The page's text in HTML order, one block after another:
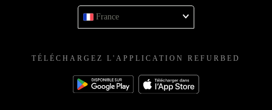
France
TÉLÉCHARGEZ L'APPLICATION REFURBED